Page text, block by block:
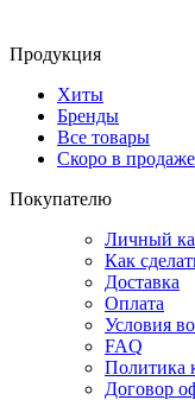
Продукция
Хиты
Бренды
Все товары
Скоро в продаже
Покупателю
Личный
Как
Доставка
Оплата
Условия
FAQ
Политика
Договор